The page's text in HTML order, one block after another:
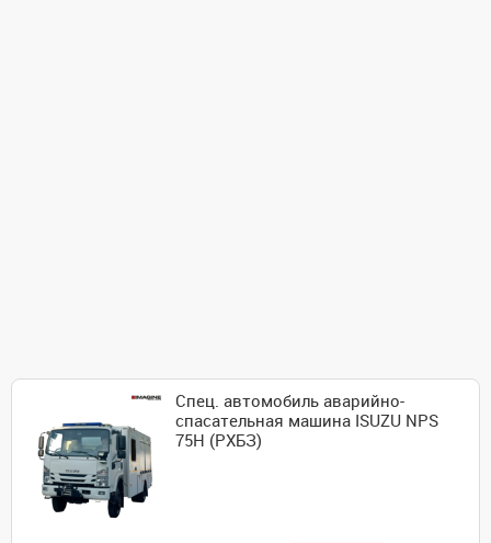
Спец. автомобиль аварийно-
спасательная машина ISUZU NPS
75H (РХБЗ)